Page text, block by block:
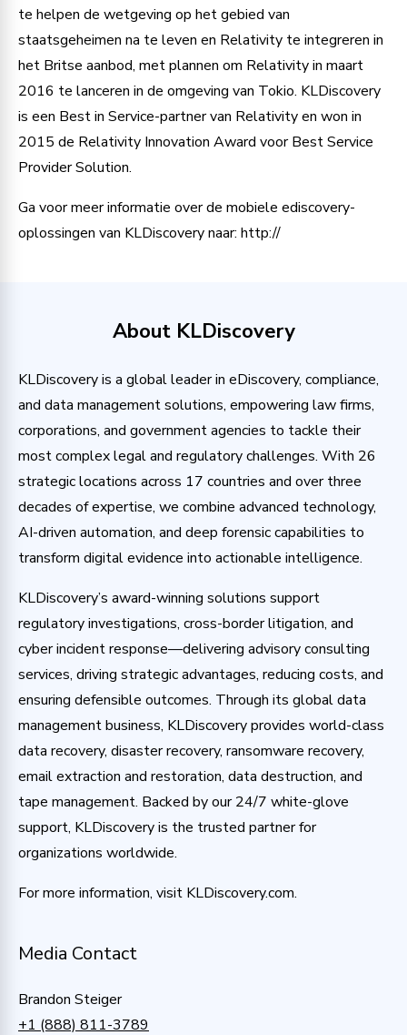
te helpen de wetgeving op het gebied van
staatsgeheimen na te leven en Relativity te integreren in
het Britse aanbod, met plannen om Relativity in maart
2016 te lanceren in de omgeving van Tokio. KLDiscovery
is een Best in Service-partner van Relativity en won in
2015 de Relativity Innovation Award voor Best Service
Provider Solution.
Ga voor meer informatie over de mobiele ediscovery-
oplossingen van KLDiscovery naar: http://
About KLDiscovery
KLDiscovery is a global leader in eDiscovery, compliance,
and data management solutions, empowering law firms,
corporations, and government agencies to tackle their
most complex legal and regulatory challenges. With 26
strategic locations across 17 countries and over three
decades of expertise, we combine advanced technology,
AI-driven automation, and deep forensic capabilities to
transform digital evidence into actionable intelligence.
KLDiscovery’s award-winning solutions support
regulatory investigations, cross-border litigation, and
cyber incident response—delivering advisory consulting
services, driving strategic advantages, reducing costs, and
ensuring defensible outcomes. Through its global data
management business, KLDiscovery provides world-class
data recovery, disaster recovery, ransomware recovery,
email extraction and restoration, data destruction, and
tape management. Backed by our 24/7 white-glove
support, KLDiscovery is the trusted partner for
organizations worldwide.
For more information, visit KLDiscovery.com.
Media Contact
Brandon Steiger
+1 (888) 811-3789